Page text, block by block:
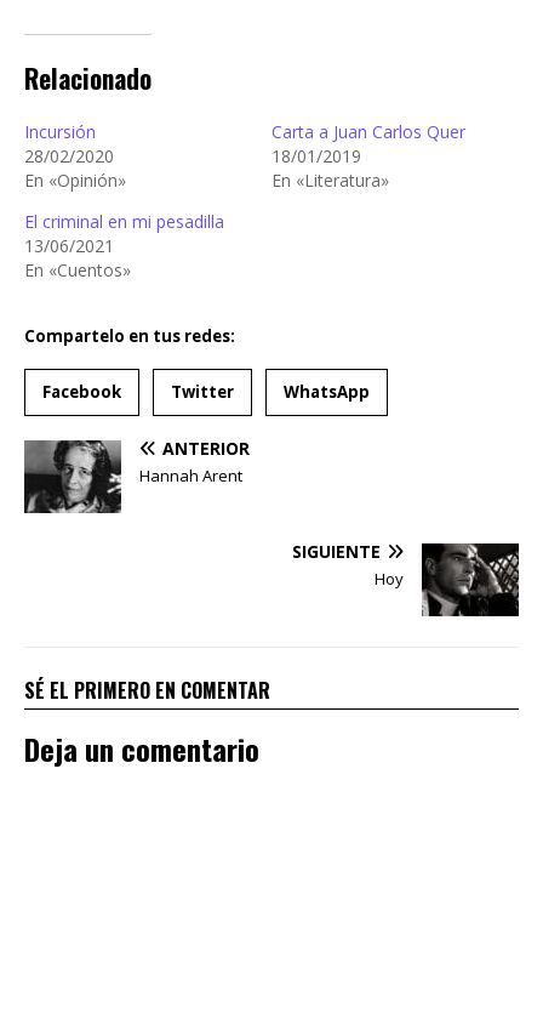
Relacionado
Incursión
28/02/2020
En «Opinión»
Carta a Juan Carlos Quer
18/01/2019
En «Literatura»
El criminal en mi pesadilla
13/06/2021
En «Cuentos»
Compartelo en tus redes:
Facebook Twitter WhatsApp
ANTERIOR
Hannah Arent
SIGUIENTE
Hoy
SÉ EL PRIMERO EN COMENTAR
Deja un comentario